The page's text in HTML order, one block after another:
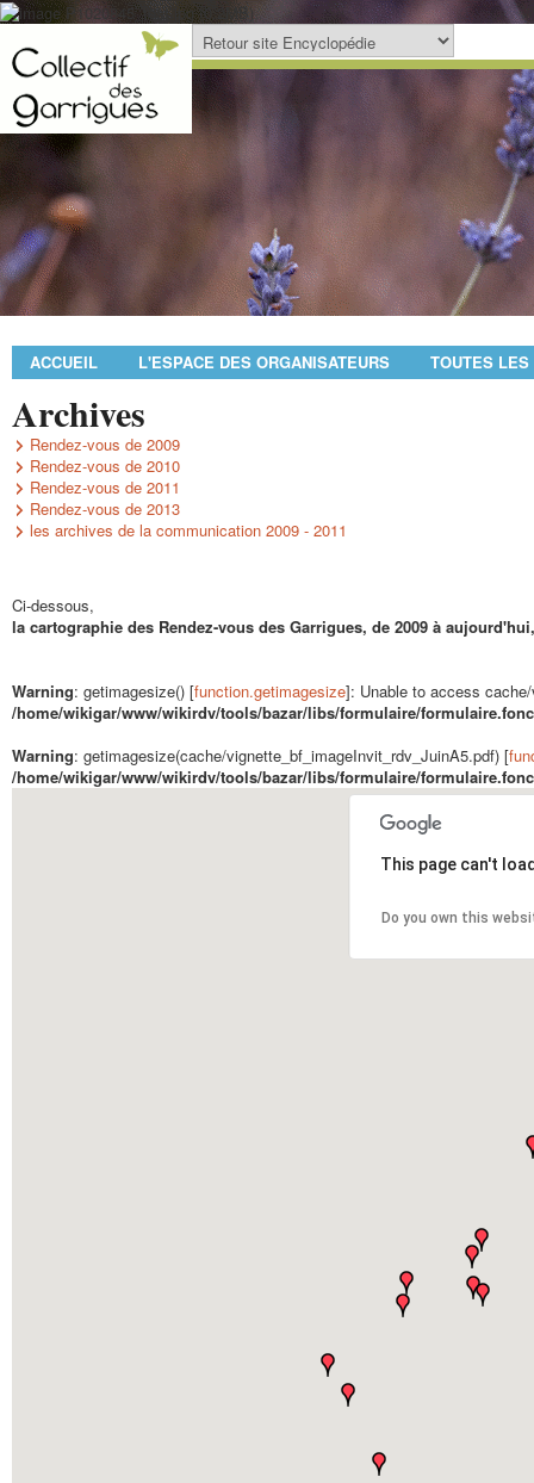
ACCUEIL L'ESPACE DES ORGANISATEURS TOUTES
Archives
Rendez-vous de 2009
Rendez-vous de 2010
Rendez-vous de 2011
Rendez-vous de 2013
les archives de la communication 2009 - 2011
Ci-dessous,
la cartographie des Rendez-vous des Garrigues, de 2009 à
Warning: getimagesize() [function.getimagesize]: Unable to access
/home/wikigar/www/wikirdv/tools/bazar/libs/formulaire/
Warning: getimagesize(cache/vignette_bf_imageInvit_rdv_JuinA5.pdf) [
/home/wikigar/www/wikirdv/tools/bazar/libs/formulaire/
This page can't
Do you own this